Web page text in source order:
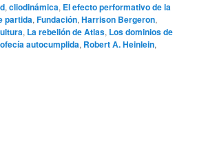
, cliodinámica, El efecto performativo de la
partida, Fundación, Harrison Bergeron,
, La rebelión de Atlas, Los dominios de
autocumplida, Robert A. Heinlein,